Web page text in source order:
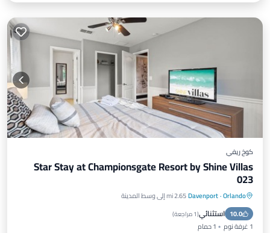
كوخ ريفي
Star Stay at Championsgate Resort by Shine Villas
023
Orlando
·
Davenport2.65 mi إلى وسط المدينة
10.0 استثنائي(1 مراجعة )
1 غرفة نوم
1 حمام
مسبح خاص موقف سيارات
سبا